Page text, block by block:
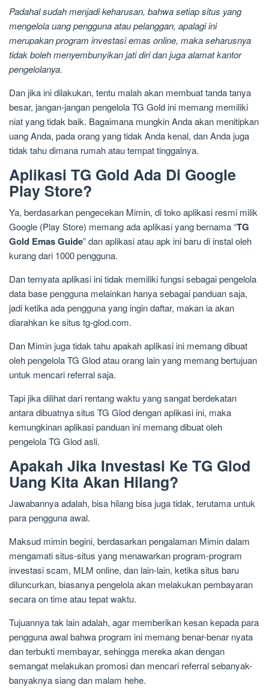
Padahal sudah menjadi keharusan, bahwa setiap situs yang
mengelola uang pengguna atau pelanggan, apalagi ini
merupakan program investasi emas online, maka seharusnya
tidak boleh menyembunyikan jati diri dan juga alamat kantor
pengelolanya.
Dan jika ini dilakukan, tentu malah akan membuat tanda tanya
besar, jangan-jangan pengelola TG Gold ini memang memiliki
niat yang tidak baik. Bagaimana mungkin Anda akan menitipkan
uang Anda, pada orang yang tidak Anda kenal, dan Anda juga
tidak tahu dimana rumah atau tempat tinggalnya.
Aplikasi TG Gold Ada Di Google
Play Store?
Ya, berdasarkan pengecekan Mimin, di toko aplikasi resmi milik
Google (Play Store) memang ada aplikasi yang bernama “TG
Gold Emas Guide” dan aplikasi atau apk ini baru di instal oleh
kurang dari 1000 pengguna.
Dan ternyata aplikasi ini tidak memiliki fungsi sebagai pengelola
data base pengguna melainkan hanya sebagai panduan saja,
jadi ketika ada pengguna yang ingin daftar, makan ia akan
diarahkan ke situs tg-glod.com.
Dan Mimin juga tidak tahu apakah aplikasi ini memang dibuat
oleh pengelola TG Glod atau orang lain yang memang bertujuan
untuk mencari referral saja.
Tapi jika dilihat dari rentang waktu yang sangat berdekatan
antara dibuatnya situs TG Glod dengan aplikasi ini, maka
kemungkinan aplikasi panduan ini memang dibuat oleh
pengelola TG Glod asli.
Apakah Jika Investasi Ke TG Glod
Uang Kita Akan Hilang?
Jawabannya adalah, bisa hilang bisa juga tidak, terutama untuk
para pengguna awal.
Maksud mimin begini, berdasarkan pengalaman Mimin dalam
mengamati situs-situs yang menawarkan program-program
investasi scam, MLM online, dan lain-lain, ketika situs baru
diluncurkan, biasanya pengelola akan melakukan pembayaran
secara on time atau tepat waktu.
Tujuannya tak lain adalah, agar memberikan kesan kepada para
pengguna awal bahwa program ini memang benar-benar nyata
dan terbukti membayar, sehingga mereka akan dengan
semangat melakukan promosi dan mencari referral sebanyak-
banyaknya siang dan malam hehe.